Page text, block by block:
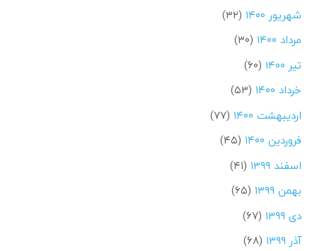
شهریور ۱۴۰۰
(۳۲)
مرداد ۱۴۰۰
(۳۰)
تیر ۱۴۰۰
(۶۰)
خرداد ۱۴۰۰
(۵۳)
اردیبهشت ۱۴۰۰
(۷۷)
فروردین ۱۴۰۰
(۴۵)
اسفند ۱۳۹۹
(۴۱)
بهمن ۱۳۹۹
(۶۵)
دی ۱۳۹۹
(۶۷)
آذر ۱۳۹۹
(۶۸)